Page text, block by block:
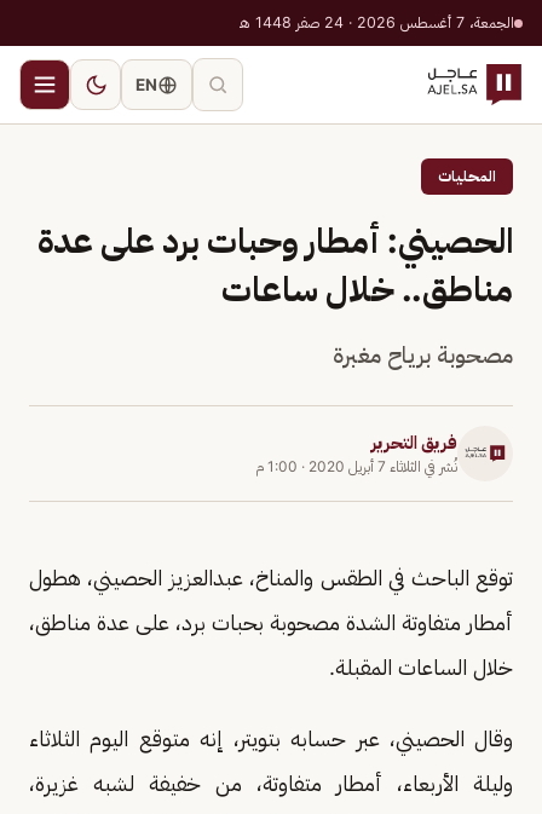
الجمعة، 7 أغسطس 2026 · 24 صفر 1448 هـ
EN
المحليات
الحصيني: أمطار وحبات برد على عدة
مناطق.. خلال ساعات
مصحوبة برياح مغبرة
فريق التحرير
نُشر في الثلاثاء 7 أبريل 2020 · 1:00 م
توقع الباحث في الطقس والمناخ، عبدالعزيز الحصيني، هطول
أمطار متفاوتة الشدة مصحوبة بحبات برد، على عدة مناطق،
خلال الساعات المقبلة.
وقال الحصيني، عبر حسابه بتويتر، إنه متوقع اليوم الثلاثاء
وليلة الأربعاء، أمطار متفاوتة، من خفيفة لشبه غزيرة،